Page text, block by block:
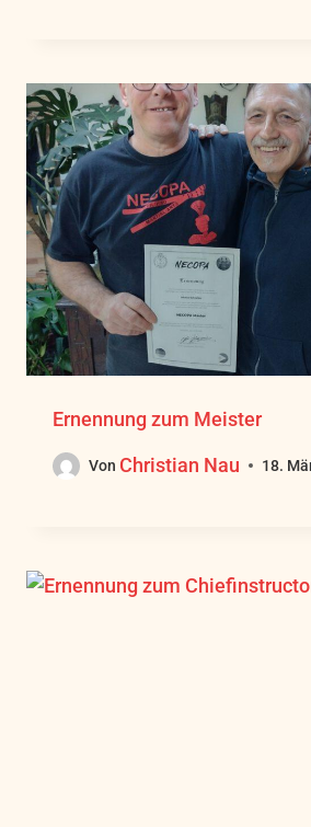
Ernennung zum Meister
Von Christian Nau 18.